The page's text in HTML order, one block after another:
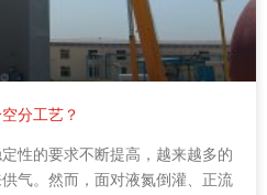
分工艺？
性的要求不断提高，越来越多的
气。然而，面对液氮倒灌、正流